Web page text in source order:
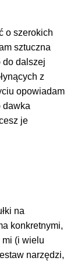
o szerokich
sztuczna
do dalszej
z
opowiadam
dawka
je
na
konkretnymi,
mi (i wielu
narzędzi,